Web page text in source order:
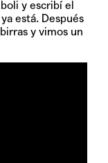
y escribí el
está. Después
y vimos un